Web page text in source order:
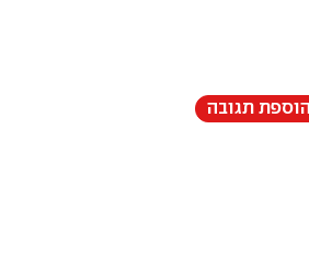
הוספת תגובה